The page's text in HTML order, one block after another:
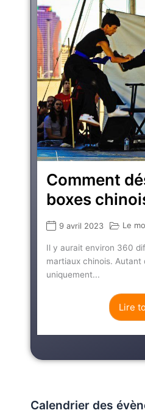
Comment
boxes
9 avril 2023 Le
Il y aurait environ 360
martiaux chinois. Autant
uniquement...
Lire
Calendrier des